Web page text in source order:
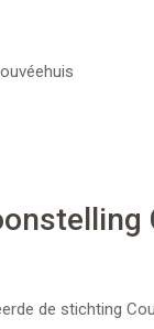
de stichting